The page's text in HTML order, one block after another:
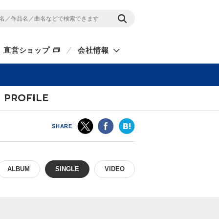
直営ショップ 会社情報
PROFILE
SHARE
ALBUM SINGLE VIDEO